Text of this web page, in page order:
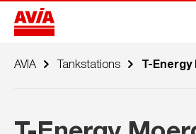
AVIA Tankstations T-